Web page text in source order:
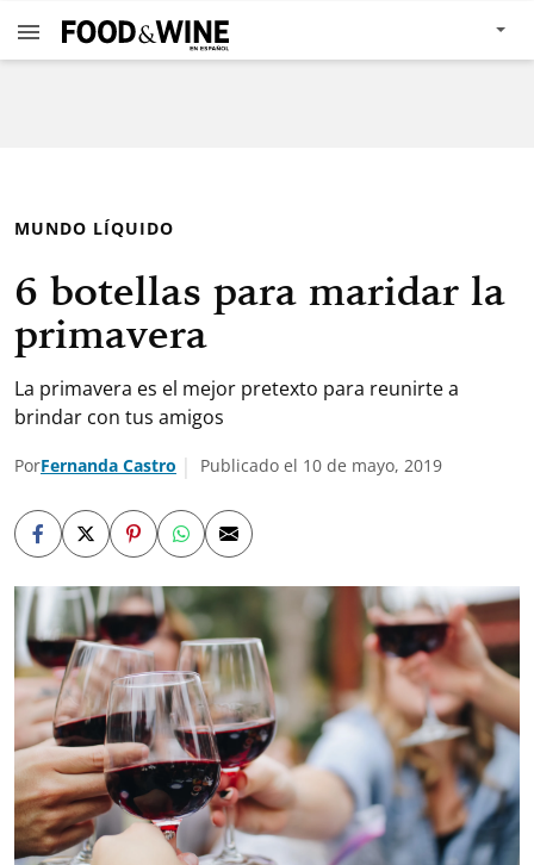
MUNDO LÍQUIDO
6 botellas para maridar la
primavera
La primavera es el mejor pretexto para reunirte a
brindar con tus amigos
PorFernanda Castro Publicado el 10 de mayo, 2019